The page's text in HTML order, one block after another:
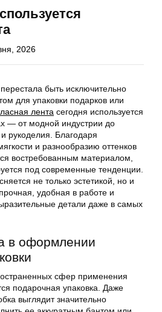
2026
быть исключительно
для упаковки подарков или
лента сегодня используется
— от модной индустрии до
рукоделия. Благодаря
и разнообразию оттенков
востребованным материалом,
под современные тенденции.
не только эстетикой, но и
удобная в работе и
детали даже в самых
в оформлении
сфер применения
подарочная упаковка. Даже
выглядит значительно